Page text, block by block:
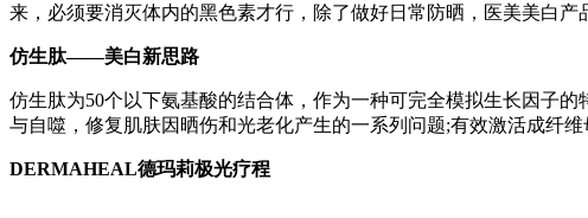
来，必须要消灭体内的黑色素才行，除了做好日常防晒，医美美白产
仿生肽——美白新思路
仿生肽为50个以下氨基酸的结合体，作为一种可完全模拟生长因子
与自噬，修复肌肤因晒伤和光老化产生的一系列问题;有效激活成纤
DERMAHEAL德玛莉极光疗程